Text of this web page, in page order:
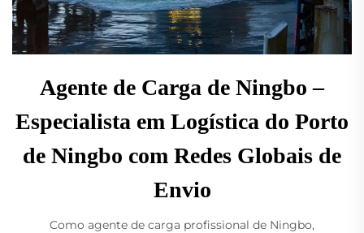
Agente de Carga de Ningbo –
Especialista em Logística do Porto
de Ningbo com Redes Globais de
Envio
Como agente de carga profissional de Ningbo,